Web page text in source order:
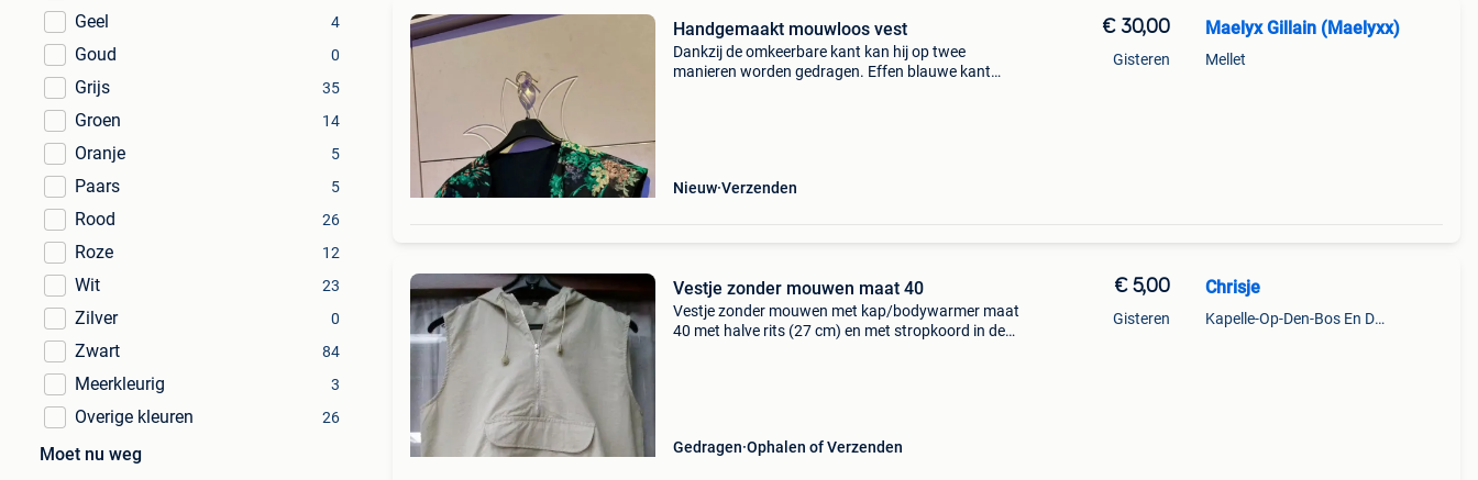
Geel 4
Goud 0
Grijs 35
Groen 14
Oranje 5
Paars 5
Rood 26
Roze 12
Wit 23
Zilver 0
Zwart 84
Meerkleurig 3
Overige kleuren 26
Moet nu weg
Handgemaakt mouwloos vest
Dankzij de omkeerbare kant kan hij op twee
manieren worden gedragen. Effen blauwe kant
Nieuw Verzenden
€ 30,00
Gisteren
Maelyx Gillain (Maelyxx)
Mellet
Vestje zonder mouwen maat 40
Vestje zonder mouwen met kap/bodywarmer maat
40 met halve rits (27 cm) en met stropkoord in de
Gedragen Ophalen of Verzenden
€ 5,00
Gisteren
Chrisje
Kapelle-Op-Den-Bos En Deel Van Zemst